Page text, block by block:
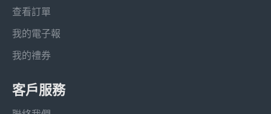
查看訂單
我的電子報
我的禮券
客戶服務